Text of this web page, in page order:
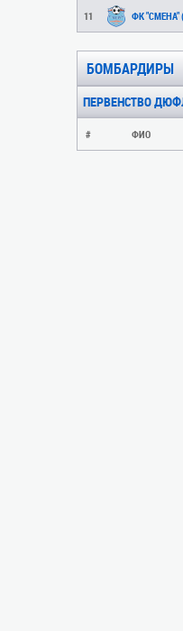
11 ФК "СМЕНА"
БОМБАРДИРЫ
ПЕРВЕНСТВО
# ФИО